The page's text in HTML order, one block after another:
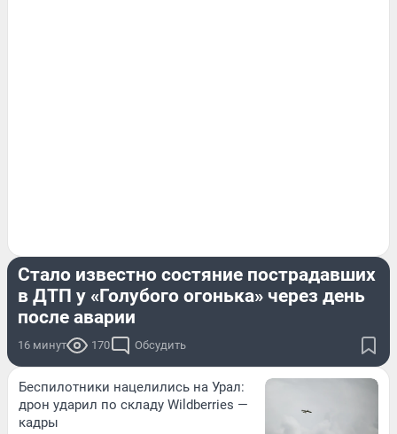
Стало известно состяние пострадавших
в ДТП у «Голубого огонька» через день
после аварии
16 минут 170 Обсудить
Беспилотники нацелились на Урал:
дрон ударил по складу Wildberries —
кадры